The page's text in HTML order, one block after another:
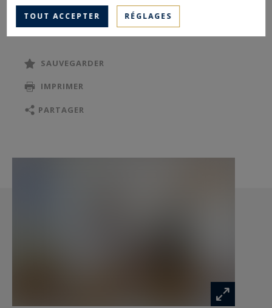
Les informations sur les risques auxquels ce
bien est exposé sont disponibles sur :
SAUVEGARDER
IMPRIMER
PARTAGER
TOUT ACCEPTER RÉGLAGES